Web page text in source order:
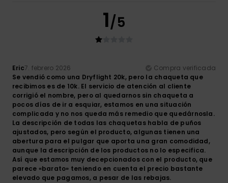
1/5
Eric7. febrero 2026
Compra verificada
Se vendió como una Dryflight 20k, pero la chaqueta que
recibimos es de 10k. El servicio de atención al cliente
corrigió el nombre, pero al quedarnos sin chaqueta a
pocos días de ir a esquiar, estamos en una situación
complicada y no nos queda más remedio que quedárnosla.
La descripción de todas las chaquetas habla de puños
ajustados, pero según el producto, algunas tienen una
abertura para el pulgar que aporta una gran comodidad,
aunque la descripción de los productos no lo especifica.
Así que estamos muy decepcionados con el producto, que
parece «barato» teniendo en cuenta el precio bastante
elevado que pagamos, a pesar de las rebajas.